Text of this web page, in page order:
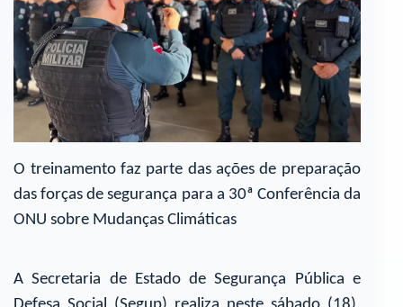
O treinamento faz parte das ações de preparação
das forças de segurança para a 30ª Conferência da
ONU sobre Mudanças Climáticas
A Secretaria de Estado de Segurança Pública e